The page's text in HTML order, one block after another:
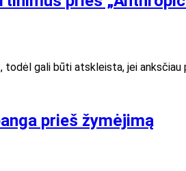
gali būti atskleista, jei
prieš žymėjimą